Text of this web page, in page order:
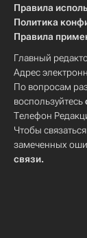
Правила
Политика
Правила
Главный
Адрес
По вопросам
воспользуйтесь
Телефон
Чтобы
замеченных
связи.